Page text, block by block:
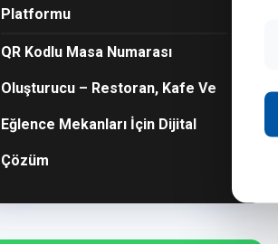
Platformu
QR Kodlu Masa Numarası
Oluşturucu – Restoran, Kafe Ve
Eğlence Mekanları İçin Dijital
Çözüm